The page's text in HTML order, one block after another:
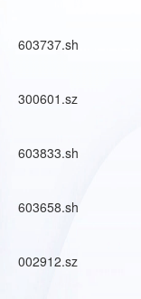
603737.sh
300601.sz
603833.sh
603658.sh
002912.sz